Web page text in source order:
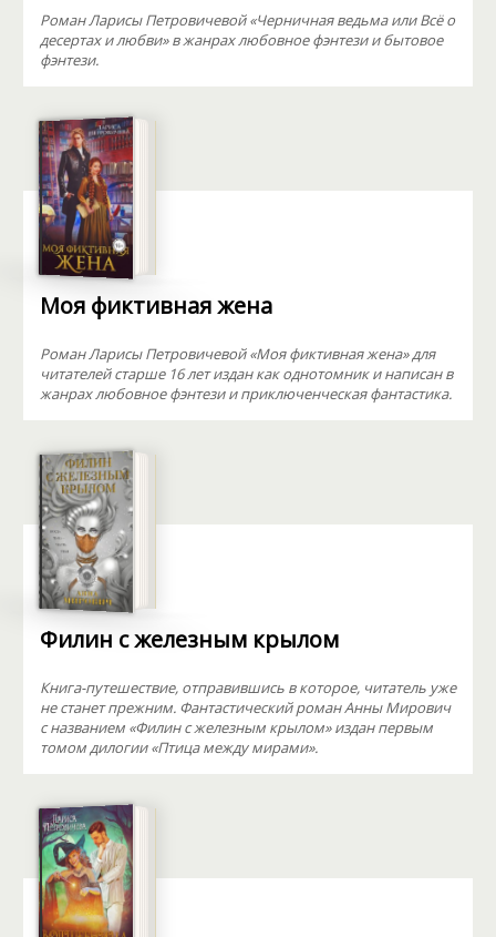
Роман Ларисы Петровичевой «Черничная ведьма или Всё о
десертах и любви» в жанрах любовное фэнтези и бытовое
фэнтези.
Моя фиктивная жена
Роман Ларисы Петровичевой «Моя фиктивная жена» для
читателей старше 16 лет издан как однотомник и написан в
жанрах любовное фэнтези и приключенческая фантастика.
Филин с железным крылом
Книга-путешествие, отправившись в которое, читатель уже
не станет прежним. Фантастический роман Анны Мирович
с названием «Филин с железным крылом» издан первым
томом дилогии «Птица между мирами».